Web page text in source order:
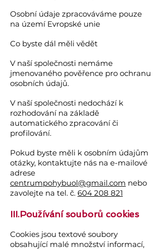
Osobní údaje zpracováváme pouze
na území Evropské unie
Co byste dál měli vědět
V naší společnosti nemáme
jmenovaného pověřence pro ochranu
osobních údajů.
V naší společnosti nedochází k
rozhodování na základě
automatického zpracování či
profilování.
Pokud byste měli k osobním údajům
otázky, kontaktujte nás na e-mailové
adrese
centrumpohybuol@gmail.com nebo
zavolejte na tel. č. 604 208 821
III.Používání souborů cookies
Cookies jsou textové soubory
obsahující malé množství informací,